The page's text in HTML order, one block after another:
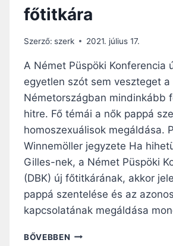
főtitkára
Szerző: szerk 2021. július 17.
A Német Püspöki Konferencia
egyetlen szót sem veszteget a
Németországban mindinkább
hitre. Fő témái a nők pappá
homoszexuálisok megáldása.
Winnemöller jegyzete Ha
Gilles-nek, a Német Püspöki
(DBK) új főtitkárának, akkor
pappá szentelése és az
kapcsolatának megáldása
BŐVEBBEN RENDKÍVÜL